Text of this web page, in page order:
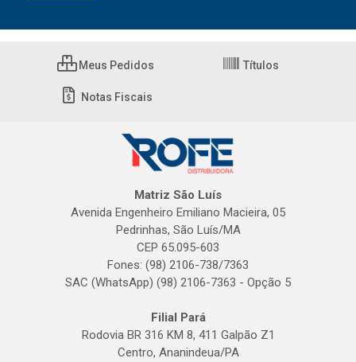
Meus Pedidos Títulos
Notas Fiscais
Matriz São Luís
Avenida Engenheiro Emiliano Macieira, 05
Pedrinhas, São Luís/MA
CEP 65.095-603
Fones: (98) 2106-738/7363
SAC (WhatsApp) (98) 2106-7363 - Opção 5
Filial Pará
Rodovia BR 316 KM 8, 411 Galpão Z1
Centro, Ananindeua/PA